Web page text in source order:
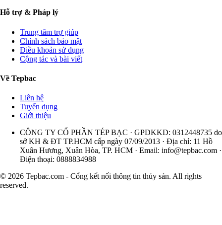
Hỗ trợ & Pháp lý
Trung tâm trợ giúp
Chính sách bảo mật
Điều khoản sử dụng
Cộng tác và bài viết
Về Tepbac
Liên hệ
Tuyển dụng
Giới thiệu
CÔNG TY CỔ PHẦN TÉP BẠC · GPDKKD: 0312448735 do
sở KH & ĐT TP.HCM cấp ngày 07/09/2013 · Địa chỉ: 11 Hồ
Xuân Hương, Xuân Hòa, TP. HCM · Email: info@tepbac.com ·
Điện thoại: 0888834988
© 2026 Tepbac.com - Cổng kết nối thông tin thủy sản. All rights
reserved.